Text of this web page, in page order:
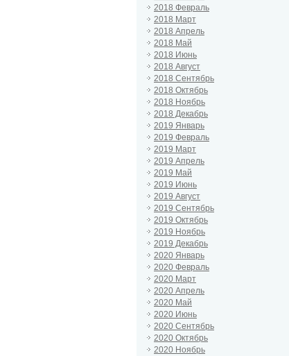
2018 Февраль
2018 Март
2018 Апрель
2018 Май
2018 Июнь
2018 Август
2018 Сентябрь
2018 Октябрь
2018 Ноябрь
2018 Декабрь
2019 Январь
2019 Февраль
2019 Март
2019 Апрель
2019 Май
2019 Июнь
2019 Август
2019 Сентябрь
2019 Октябрь
2019 Ноябрь
2019 Декабрь
2020 Январь
2020 Февраль
2020 Март
2020 Апрель
2020 Май
2020 Июнь
2020 Сентябрь
2020 Октябрь
2020 Ноябрь